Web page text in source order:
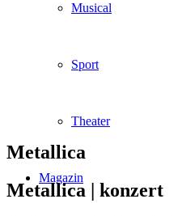
Musical
Sport
Theater
Magazin
Metallica
Metallica | konzert